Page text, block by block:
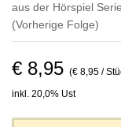
aus der Hörspiel
(Vorherige Folge)
€ 8,95 (€ 8,95 /
inkl. 20,0% Ust